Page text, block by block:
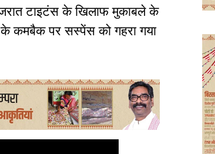
टाइटंस के खिलाफ मुकाबले के
कमबैक पर सस्पेंस को गहरा गया